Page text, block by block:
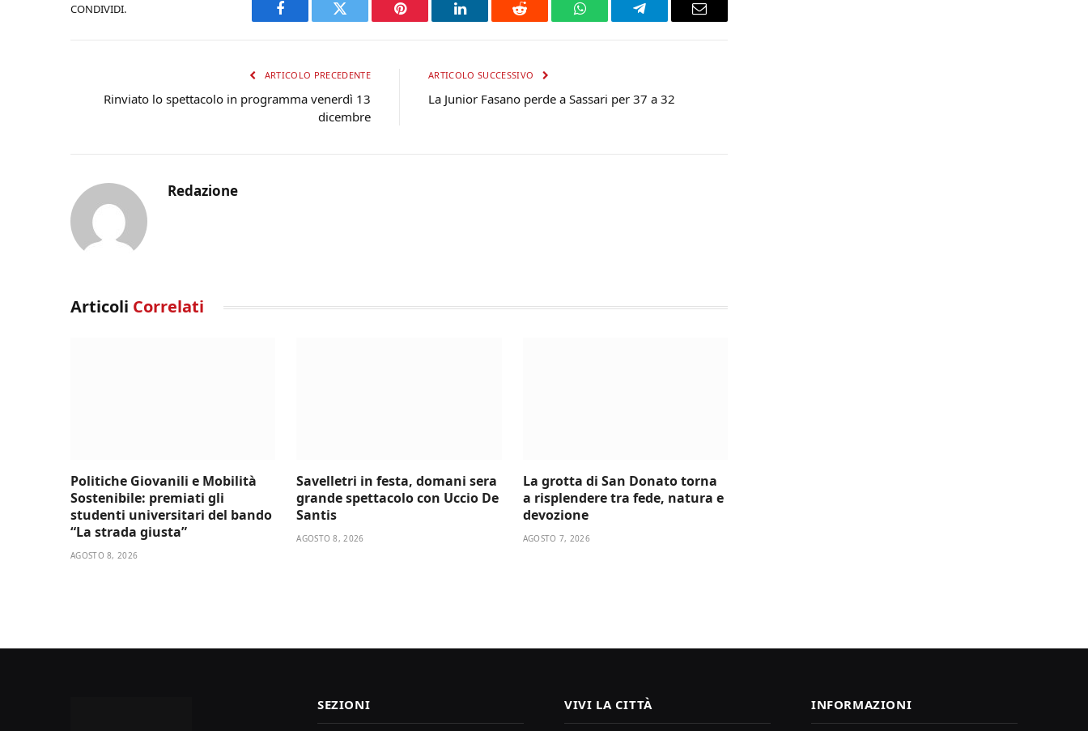
CONDIVIDI.
Facebook Twitter Pinterest LinkedIn Reddit WhatsAppTelegram Email
ARTICOLO PRECEDENTE
Rinviato lo spettacolo in programma venerdì 13
dicembre
ARTICOLO SUCCESSIVO
La Junior Fasano perde a Sassari per 37 a 32
Redazione
Articoli Correlati
Politiche Giovanili e Mobilità
Sostenibile: premiati gli
studenti universitari del bando
“La strada giusta”
AGOSTO 8, 2026
Savelletri in festa, domani sera
grande spettacolo con Uccio De
Santis
AGOSTO 8, 2026
La grotta di San Donato torna
a risplendere tra fede, natura e
devozione
AGOSTO 7, 2026
SEZIONI VIVI LA CITTÀ INFORMAZIONI